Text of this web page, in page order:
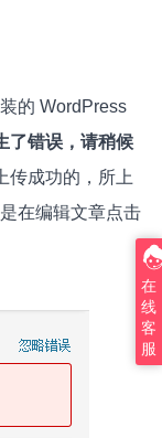
的 WordPress
了错误，请稍候
传成功的，所上
在编辑文章点击
在
线
客
服